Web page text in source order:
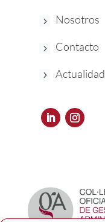
Nosotros
Contacto
Actualidad